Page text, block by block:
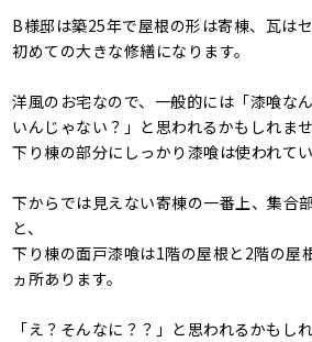
B様邸は築25年で屋根の形は寄棟、瓦はセ
初めての大きな修繕になります。
洋風のお宅なので、一般的には「漆喰な
いんじゃない？」と思われるかもしれませ
下り棟の部分にしっかり漆喰は使われてい
下からでは見えない寄棟の一番上、集合
と、
下り棟の面戸漆喰は1階の屋根と2階の屋
ヵ所あります。
「え？そんなに？？」と思われるかもし